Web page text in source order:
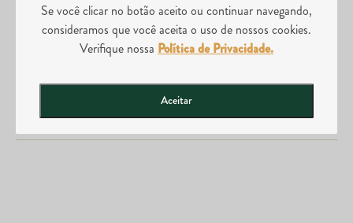
Se você clicar no botão aceito ou continuar navegando,
consideramos que você aceita o uso de nossos cookies.
Verifique nossa Política de Privacidade.
Aceitar
Comprei o produto errado, posso realizar a troca?
Posso abrir uma loja da Divina Tera?